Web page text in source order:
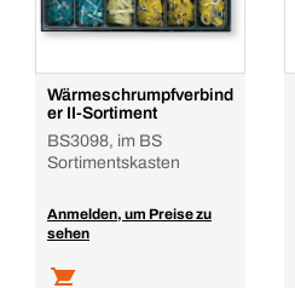
Wärmeschrumpfverbind
er II-Sortiment
BS3098, im BS
Sortimentskasten
Anmelden, um Preise zu
sehen